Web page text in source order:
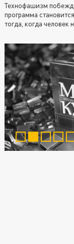
Технофашизм
программа
тогда, когда человек